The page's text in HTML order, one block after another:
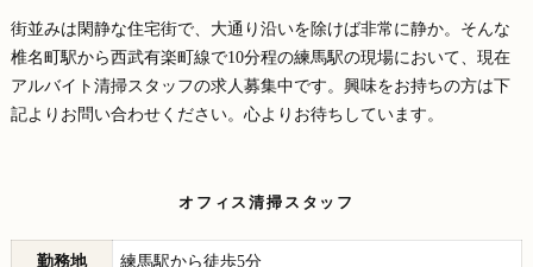
街並みは閑静な住宅街で、大通り沿いを除けば非常に静か。そんな
椎名町駅から西武有楽町線で10分程の練馬駅の現場において、現在
アルバイト清掃スタッフの求人募集中です。興味をお持ちの方は下
記よりお問い合わせください。心よりお待ちしています。
オフィス清掃スタッフ
勤務地 練馬駅から徒歩5分